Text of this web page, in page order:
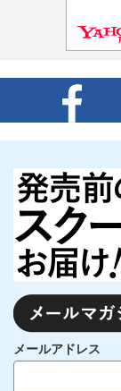
メールアドレス